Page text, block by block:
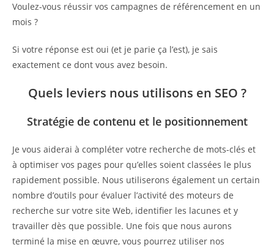
Voulez-vous réussir vos campagnes de référencement en un
mois ?
Si votre réponse est oui (et je parie ça l’est), je sais
exactement ce dont vous avez besoin.
Quels leviers nous utilisons en SEO ?
Stratégie de contenu et le positionnement
Je vous aiderai à compléter votre recherche de mots-clés et
à optimiser vos pages pour qu’elles soient classées le plus
rapidement possible. Nous utiliserons également un certain
nombre d’outils pour évaluer l’activité des moteurs de
recherche sur votre site Web, identifier les lacunes et y
travailler dès que possible. Une fois que nous aurons
terminé la mise en œuvre, vous pourrez utiliser nos